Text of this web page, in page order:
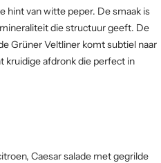
hint van witte peper. De smaak is
die structuur geeft. De
Grüner Veltliner komt subtiel naar
kruidige afdronk die perfect in
Caesar salade met gegrilde